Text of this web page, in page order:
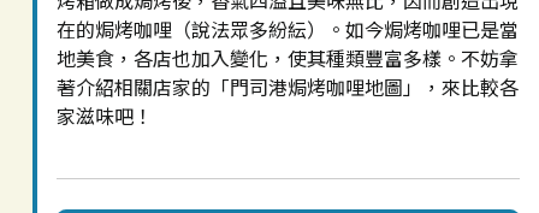
在的焗烤咖哩（說法眾多紛紜）。如今焗烤咖哩已是當
地美食，各店也加入變化，使其種類豐富多樣。不妨拿
著介紹相關店家的「門司港焗烤咖哩地圖」，來比較各
家滋味吧！